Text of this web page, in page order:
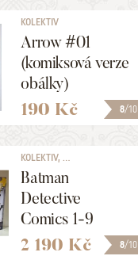
8/10
KOLEKTIV
Arrow #01
(komiksová verze
obálky)
190 Kč
8/10
KOLEKTIV, ...
Batman
Detective
Comics 1-9
(komplet)
2 190 Kč